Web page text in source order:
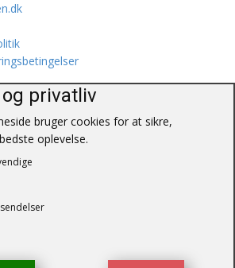
/ Sagn / Sagaer
privatliv
bruger cookies for at sikre,
oplevelse.